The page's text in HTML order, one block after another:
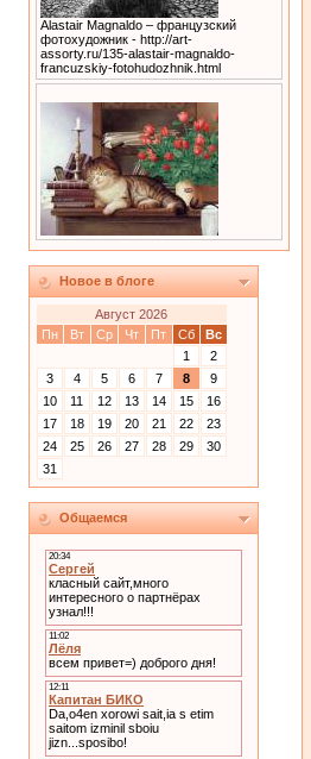
Alastair Magnaldo – французский
фотохудожник - http://art-
assorty.ru/135-alastair-magnaldo-
francuzskiy-fotohudozhnik.html
Новое в блоге
Август 2026
Пн
Вт Ср Чт Пт Сб
Вс
1
2
3
4 5 6 7 8
9
10
11 12 13 14 15
16
17
18 19 20 21 22
23
24
25 26 27 28 29
30
31
Общаемся